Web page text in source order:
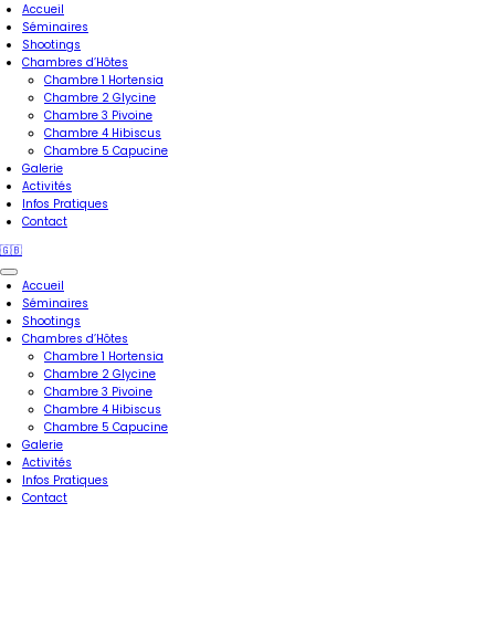
Accueil
Séminaires
Shootings
Chambres d’Hôtes
Chambre 1 Hortensia
Chambre 2 Glycine
Chambre 3 Pivoine
Chambre 4 Hibiscus
Chambre 5 Capucine
Galerie
Activités
Infos Pratiques
Contact
🇬🇧
Accueil
Séminaires
Shootings
Chambres d’Hôtes
Chambre 1 Hortensia
Chambre 2 Glycine
Chambre 3 Pivoine
Chambre 4 Hibiscus
Chambre 5 Capucine
Galerie
Activités
Infos Pratiques
Contact